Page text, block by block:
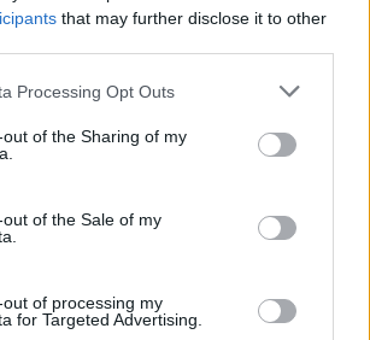
that may further disclose it to other
Processing Opt Outs
of the Sharing of my
of the Sale of my
of processing my
for Targeted Advertising.
στα 1,95 δισ. ευρώ το δεύτερο
30/07/26| 16:27
Η Revolut και η OpenAI
πελάτες
Βραζιλία: Προσφεύγει στον ΠΟΕ